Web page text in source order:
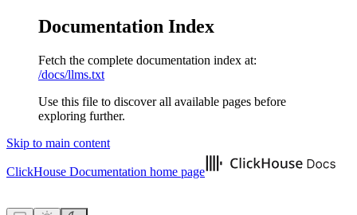
Documentation Index
Fetch the complete documentation index at:
/docs/llms.txt
Use this file to discover all available pages before
exploring further.
Skip to main content
ClickHouse Documentation home page